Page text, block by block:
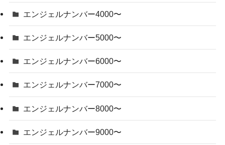
エンジェルナンバー4000〜
エンジェルナンバー5000〜
エンジェルナンバー6000〜
エンジェルナンバー7000〜
エンジェルナンバー8000〜
エンジェルナンバー9000〜